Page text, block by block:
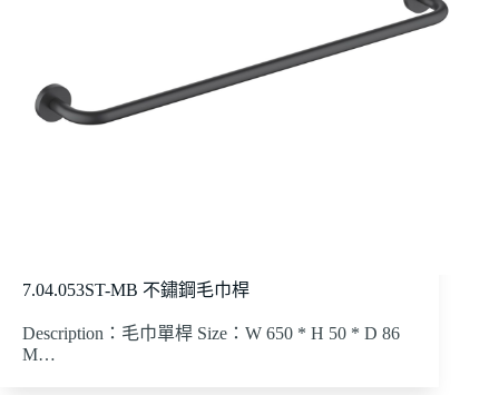
7.04.053ST-MB 不鏽鋼毛巾桿
Description：毛巾單桿 Size：W 650 * H 50 * D 86
M…